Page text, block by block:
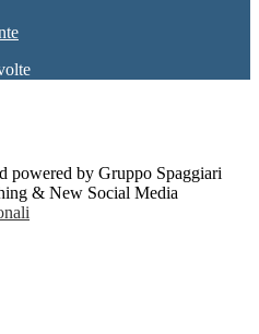
powered by Gruppo Spaggiari
& New Social Media